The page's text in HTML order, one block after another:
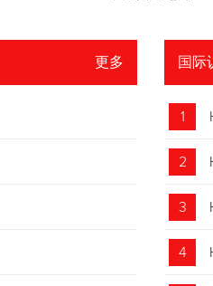
更多 国际
1
2
3
4